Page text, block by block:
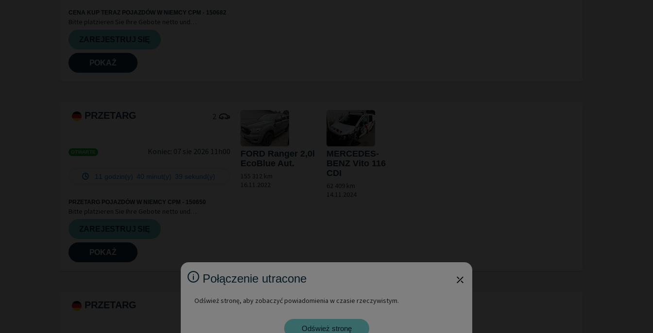
CENA KUP TERAZ POJAZDÓW W NIEMCY CPM - 150682
Bitte platzieren Sie Ihre Gebote netto und
POKAŻ
PRZETARG 2
OTWARTE Koniec: 07 sie 2026 11h00
11 godzin(y) 40 minut(y) 38 sekund(y)
PRZETARG POJAZDÓW W NIEMCY CPM - 150650
Bitte platzieren Sie Ihre Gebote netto und
FORD Ranger 2,0l
EcoBlue Aut.
155 312 km
16.11.2022
MERCEDES-
BENZ Vito 116
CDI
62 409 km
14.11.2024
POKAŻ
PRZETARG 3
Połączenie utracone
Odśwież stronę, aby zobaczyć powiadomienia w czasie rzeczywistym.
Odśwież stronę